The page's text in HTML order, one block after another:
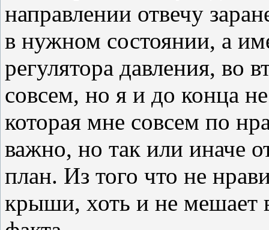
направлении отвечу
в нужном состоянии, а
регулятора давления, во
совсем, но я и до конца
которая мне совсем по
важно, но так или иначе
план. Из того что не
крыши, хоть и не мешает